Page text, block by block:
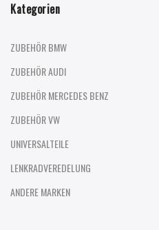
Kategorien
ZUBEHÖR BMW
ZUBEHÖR AUDI
ZUBEHÖR MERCEDES BENZ
ZUBEHÖR VW
UNIVERSALTEILE
LENKRADVEREDELUNG
ANDERE MARKEN